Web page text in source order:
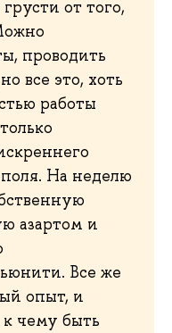
от того,
проводить
все это, хоть
работы
На неделю
азартом и
Все же
опыт, и
чему быть